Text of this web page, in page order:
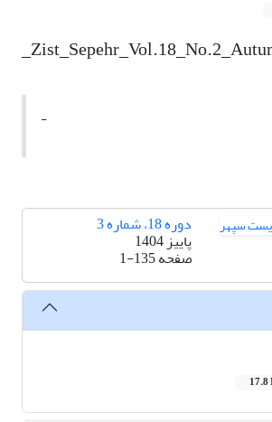
-
دوره 18، شماره 3
پاییز 1404
صفحه1-135
17.8